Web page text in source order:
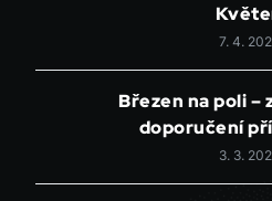
7. 4.
Březen na poli –
doporučení
3. 3.